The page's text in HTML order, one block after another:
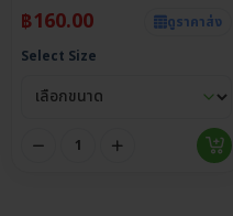
฿160.00
ดูราคาส่ง
Select Size